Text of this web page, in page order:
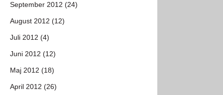
September 2012 (24)
August 2012 (12)
Juli 2012 (4)
Juni 2012 (12)
Maj 2012 (18)
April 2012 (26)